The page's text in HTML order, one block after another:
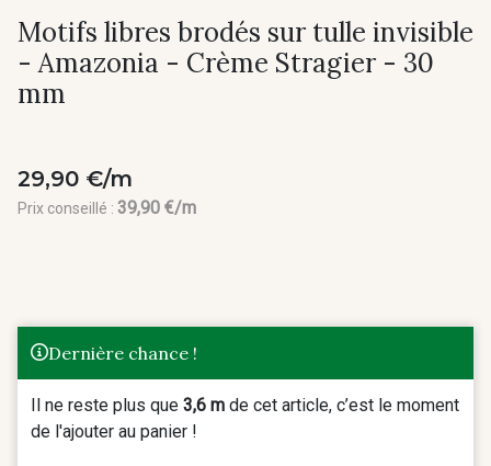
Motifs libres brodés sur tulle invisible
- Amazonia - Crème Stragier - 30
mm
29,90 €/m
Prix conseillé : 39,90 €/m
Dernière chance !
Il ne reste plus que 3,6 m de cet article, c’est le moment
de l'ajouter au panier !